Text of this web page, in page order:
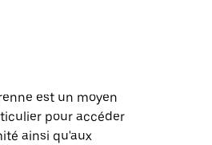
est un moyen
pour accéder
ainsi qu'aux